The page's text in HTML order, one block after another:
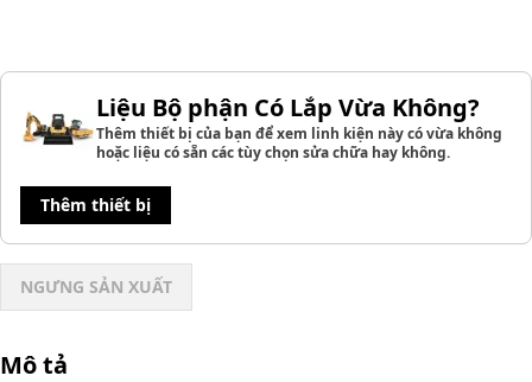
Liệu Bộ phận Có Lắp Vừa Không?
Thêm thiết bị của bạn để xem linh kiện này có vừa không
hoặc liệu có sẵn các tùy chọn sửa chữa hay không.
Thêm thiết bị
NGƯNG SẢN XUẤT
Mô tả